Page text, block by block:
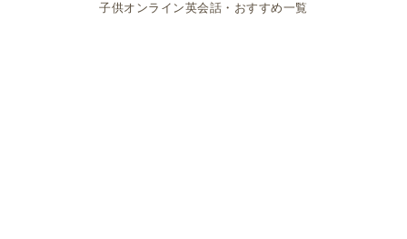
子供オンライン英会話・おすすめ一覧